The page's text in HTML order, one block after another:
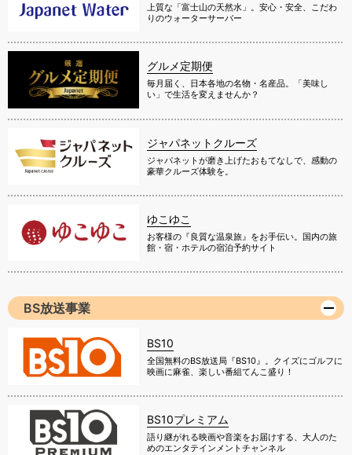
上質な「富士山の天然水」。安心・安全、こだわ
りのウォーターサーバー
グルメ定期便
毎月届く、日本各地の名物・名産品。「美味し
い」で生活を変えませんか？
ジャパネットクルーズ
ジャパネットが磨き上げたおもてなしで、感動の
豪華クルーズ体験を。
ゆこゆこ
お客様の『良質な温泉旅』をお手伝い。国内の旅
館・宿・ホテルの宿泊予約サイト
BS放送事業
BS10
全国無料のBS放送局『BS10』。クイズにゴルフに
映画に麻雀、楽しい番組てんこ盛り！
BS10プレミアム
語り継がれる映画や音楽をお届けする、大人のた
めのエンタテインメントチャンネル